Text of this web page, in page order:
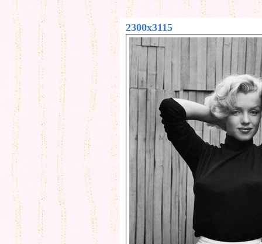
2300x3115